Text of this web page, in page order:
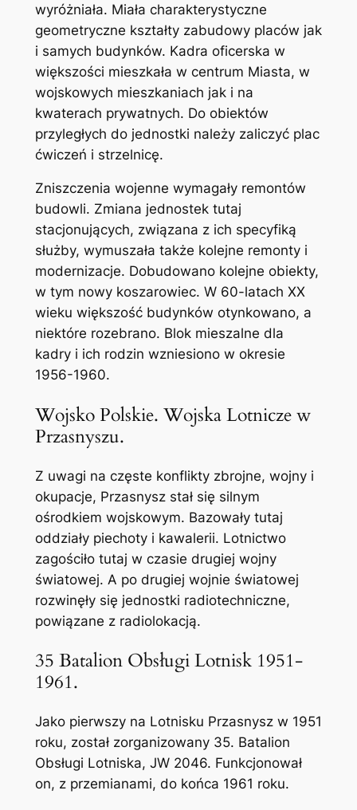
wyróżniała. Miała charakterystyczne
geometryczne kształty zabudowy placów jak
i samych budynków. Kadra oficerska w
większości mieszkała w centrum Miasta, w
wojskowych mieszkaniach jak i na
kwaterach prywatnych. Do obiektów
przyległych do jednostki należy zaliczyć plac
ćwiczeń i strzelnicę.
Zniszczenia wojenne wymagały remontów
budowli. Zmiana jednostek tutaj
stacjonujących, związana z ich specyfiką
służby, wymuszała także kolejne remonty i
modernizacje. Dobudowano kolejne obiekty,
w tym nowy koszarowiec. W 60-latach XX
wieku większość budynków otynkowano, a
niektóre rozebrano. Blok mieszalne dla
kadry i ich rodzin wzniesiono w okresie
1956-1960.
Wojsko Polskie. Wojska Lotnicze w
Przasnyszu.
Z uwagi na częste konflikty zbrojne, wojny i
okupacje, Przasnysz stał się silnym
ośrodkiem wojskowym. Bazowały tutaj
oddziały piechoty i kawalerii. Lotnictwo
zagościło tutaj w czasie drugiej wojny
światowej. A po drugiej wojnie światowej
rozwinęły się jednostki radiotechniczne,
powiązane z radiolokacją.
35 Batalion Obsługi Lotnisk 1951-
1961.
Jako pierwszy na Lotnisku Przasnysz w 1951
roku, został zorganizowany 35. Batalion
Obsługi Lotniska, JW 2046. Funkcjonował
on, z przemianami, do końca 1961 roku.